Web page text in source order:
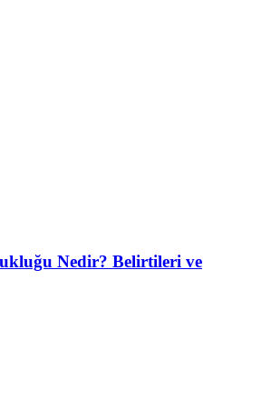
Nedir? Belirtileri ve